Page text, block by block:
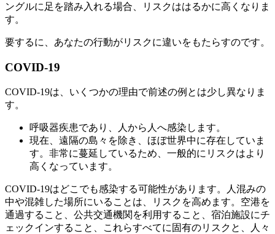
ングルに足を踏み入れる場合、リスクははるかに高くなりま
す。
要するに、あなたの行動がリスクに違いをもたらすのです。
COVID-19
COVID-19は、いくつかの理由で前述の例とは少し異なりま
す。
呼吸器疾患であり、人から人へ感染します。
現在、遠隔の島々を除き、ほぼ世界中に存在していま
す。非常に蔓延しているため、一般的にリスクはより
高くなっています。
COVID-19はどこでも感染する可能性があります。人混みの
中や混雑した場所にいることは、リスクを高めます。空港を
通過すること、公共交通機関を利用すること、宿泊施設にチ
ェックインすること、これらすべてに固有のリスクと、人々